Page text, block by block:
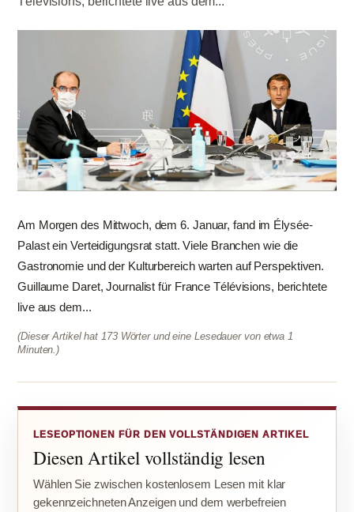
Am Morgen des Mittwoch, dem 6. Januar, fand im Élysée-
Palast ein Verteidigungsrat statt. Viele Branchen wie die
Gastronomie und der Kulturbereich warten auf Perspektiven.
Guillaume Daret, Journalist für France Télévisions, berichtete
live aus dem...
(Dieser Artikel hat 173 Wörter und eine Lesedauer von etwa 1
Minuten.)
LESEOPTIONEN FÜR DEN VOLLSTÄNDIGEN ARTIKEL
Diesen Artikel vollständig lesen
Wählen Sie zwischen kostenlosem Lesen mit klar
gekennzeichneten Anzeigen und dem werbefreien